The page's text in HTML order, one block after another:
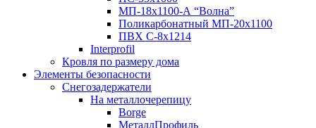
МП-18х1100-А “Волна”
Поликарбонатный МП-20х1100
ПВХ С-8х1214
Interprofil
Кровля по размеру дома
Элементы безопасности
Снегозадержатели
На металлочерепицу
Borge
МеталлПрофиль